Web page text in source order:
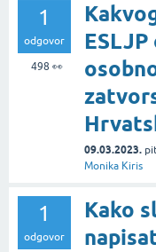
1
odgovor
498 👀
09.03.2023.
Monika Kiris
1
odgovor
Kako